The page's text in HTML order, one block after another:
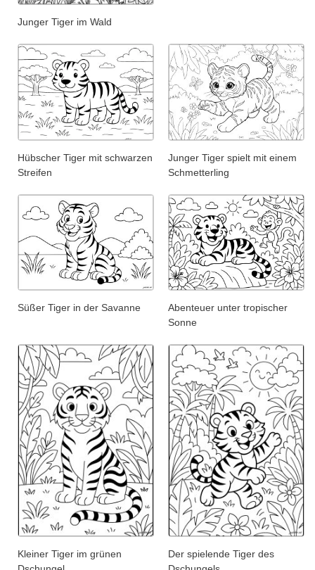
Junger Tiger im Wald
Hübscher Tiger mit schwarzen
Streifen
Junger Tiger spielt mit einem
Schmetterling
Süßer Tiger in der Savanne
Abenteuer unter tropischer
Sonne
Kleiner Tiger im grünen
Der spielende Tiger des